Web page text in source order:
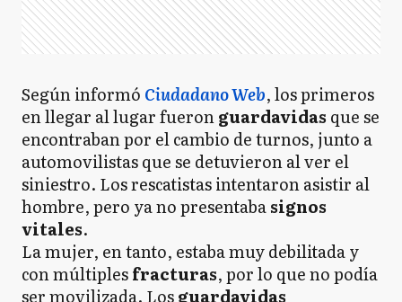
Según informó Ciudadano Web, los primeros
en llegar al lugar fueronguardavidas que se
encontraban por el cambio de turnos, junto a
automovilistas que se detuvieron al ver el
siniestro. Los rescatistas intentaron asistir al
hombre, pero ya no presentabasignos
vitales.
La mujer, en tanto, estaba muy debilitada y
con múltiplesfracturas, por lo que no podía
ser movilizada. Losguardavidas